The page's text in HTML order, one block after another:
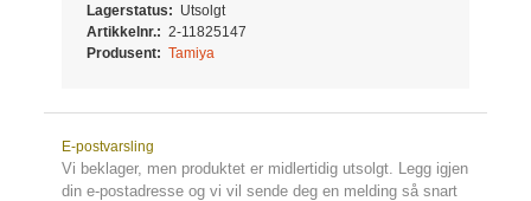
Lagerstatus: Utsolgt
Artikkelnr.: 2-11825147
Produsent: Tamiya
E-postvarsling
Vi beklager, men produktet er midlertidig utsolgt. Legg igjen
din e-postadresse og vi vil sende deg en melding så snart